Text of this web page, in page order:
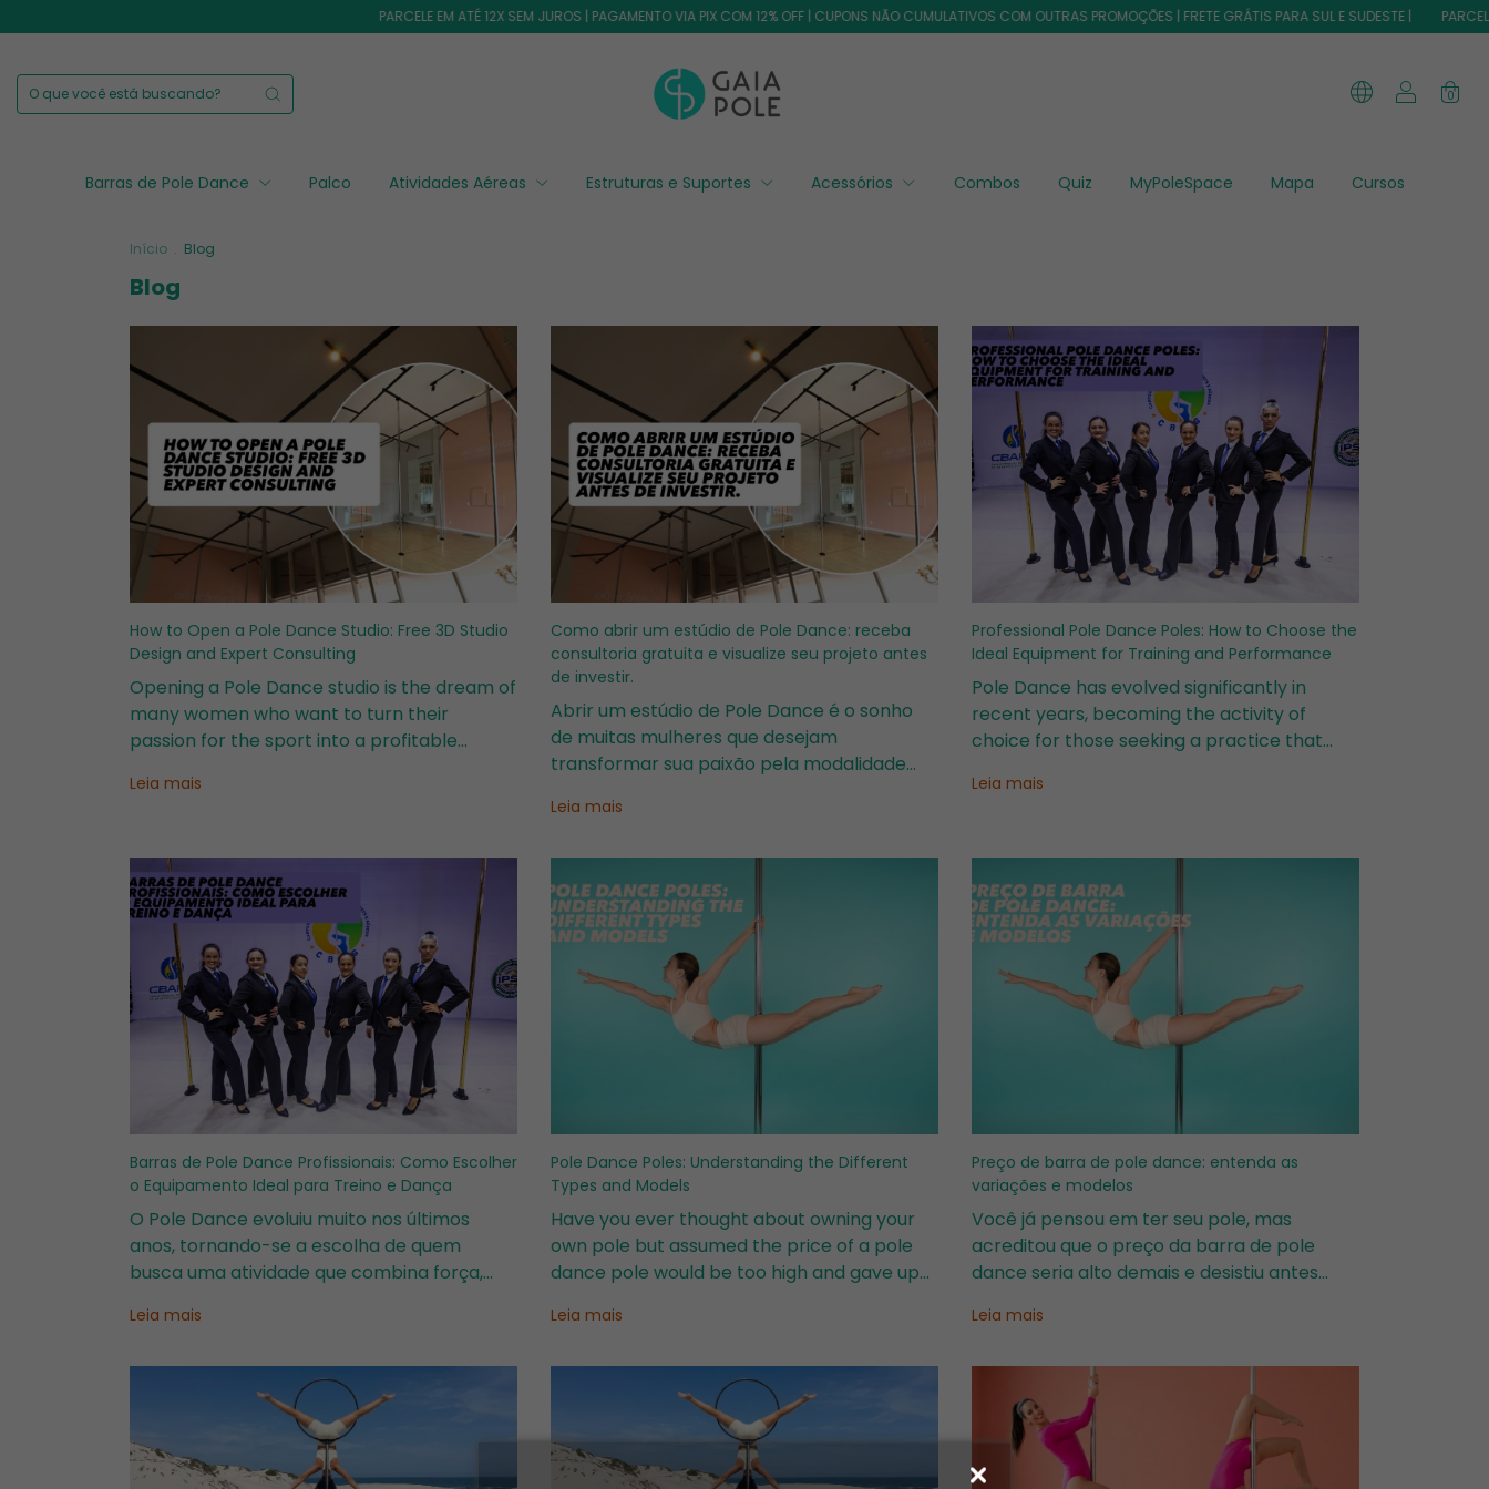
PARCELE EM ATÉ 12X SEM JUROS | PAGAMENTO VIA PIX COM 12% OFF | CUPONS NÃO CUMULATIVOS COM OUTRAS PROMOÇÕES | FRETE GRÁTIS PARA SUL E SUDESTE | PARCELE EM ATÉ
0
Barras de Pole Dance Palco Atividades Aéreas Estruturas e Suportes Acessórios Combos Quiz MyPoleSpace Mapa Cursos
Início . Blog
Blog
How to Open a Pole Dance Studio: Free 3D Studio
Design and Expert Consulting
Opening a Pole Dance studio is the dream of
many women who want to turn their
passion for the sport into a profitable
equipment, or renovations, it is essential to
Leia mais
Como abrir um estúdio de Pole Dance: receba
consultoria gratuita e visualize seu projeto antes
de investir.
Abrir um estúdio de Pole Dance é o sonho
de muitas mulheres que desejam
transformar sua paixão pela modalidade
investir em barras, equipamentos ou
Leia mais
Professional Pole Dance Poles: How to Choose the
Ideal Equipment for Training and Performance
Pole Dance has evolved significantly in
recent years, becoming the activity of
choice for those seeking a practice that
expression while moving away from
Leia mais
Barras de Pole Dance Profissionais: Como Escolher
o Equipamento Ideal para Treino e Dança
O Pole Dance evoluiu muito nos últimos
anos, tornando-se a escolha de quem
busca uma atividade que combina força,
“fugir” das academias convencionais.E para
Leia mais
Pole Dance Poles: Understanding the Different
Types and Models
Have you ever thought about owning your
own pole but assumed the price of a pole
dance pole would be too high and gave up
Leia mais
Preço de barra de pole dance: entenda as
variações e modelos
Você já pensou em ter seu pole, mas
acreditou que o preço da barra de pole
dance seria alto demais e desistiu antes
que com menos de R$150 por mês você
Leia mais